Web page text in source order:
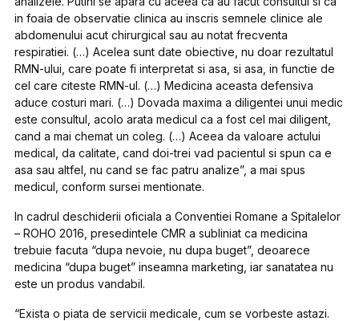
in foaia de observatie clinica au inscris semnele clinice ale
abdomenului acut chirurgical sau au notat frecventa
respiratiei. (…) Acelea sunt date obiective, nu doar rezultatul
RMN-ului, care poate fi interpretat si asa, si asa, in functie de
cel care citeste RMN-ul. (…) Medicina aceasta defensiva
aduce costuri mari. (…) Dovada maxima a diligentei unui medic
este consultul, acolo arata medicul ca a fost cel mai diligent,
cand a mai chemat un coleg. (…) Aceea da valoare actului
medical, da calitate, cand doi-trei vad pacientul si spun ca e
asa sau altfel, nu cand se fac patru analize”, a mai spus
medicul, conform sursei mentionate.
In cadrul deschiderii oficiala a Conventiei Romane a Spitalelor
– ROHO 2016, presedintele CMR a subliniat ca medicina
trebuie facuta “dupa nevoie, nu dupa buget”, deoarece
medicina “dupa buget” inseamna marketing, iar sanatatea nu
este un produs vandabil.
“Exista o piata de servicii medicale, cum se vorbeste astazi.